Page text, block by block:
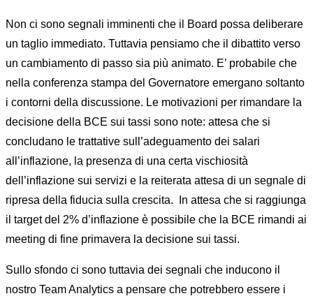
Non ci sono segnali imminenti che il Board possa deliberare
un taglio immediato. Tuttavia pensiamo che il dibattito verso
un cambiamento di passo sia più animato. E’ probabile che
nella conferenza stampa del Governatore emergano soltanto
i contorni della discussione. Le motivazioni per rimandare la
decisione della BCE sui tassi sono note: attesa che si
concludano le trattative sull’adeguamento dei salari
all’inflazione, la presenza di una certa vischiosità
dell’inflazione sui servizi e la reiterata attesa di un segnale di
ripresa della fiducia sulla crescita. In attesa che si raggiunga
il target del 2% d’inflazione è possibile che la BCE rimandi ai
meeting di fine primavera la decisione sui tassi.
Sullo sfondo ci sono tuttavia dei segnali che inducono il
nostro Team Analytics a pensare che potrebbero essere i